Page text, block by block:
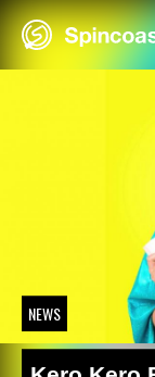
Skip
NEWS